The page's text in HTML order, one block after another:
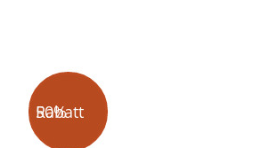
50% Rabatt